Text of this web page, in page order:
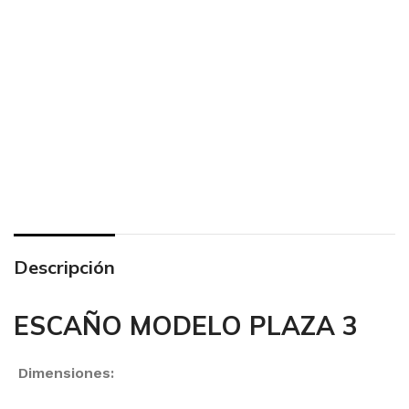
Descripción
ESCAÑO MODELO PLAZA 3
Dimensiones: